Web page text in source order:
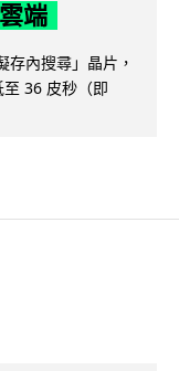
端
內搜尋」晶片，
36 皮秒（即